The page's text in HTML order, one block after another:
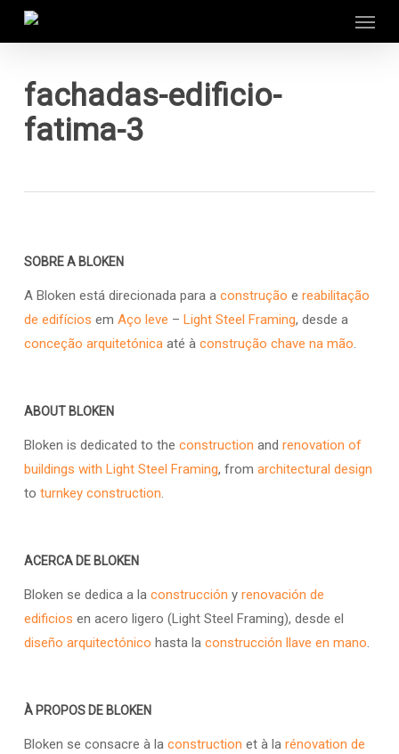
contentfachadas-edificio-
fatima-3
SOBRE A BLOKEN
A Bloken está direcionada para a construção e reabilitação
de edifícios em Aço leve – Light Steel Framing, desde a
conceção arquitetónicaaté à construção chave na mão.
ABOUT BLOKEN
Bloken is dedicated to the construction and renovation of
buildings with Light Steel Framing, from architectural design
to turnkey construction.
ACERCA DE BLOKEN
Bloken se dedica a la construcción y renovación de
edificios en acero ligero (Light Steel Framing), desde el
diseño arquitectónico hasta la construcción llave en mano.
À PROPOS DE BLOKEN
Bloken se consacre à la construction et à la rénovation de